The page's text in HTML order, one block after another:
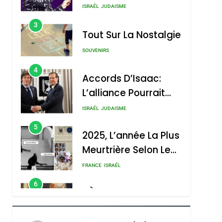
Nouvelle Chanson De
ISRAÉL JUDAISME
3
Tout Sur La Nostalgie
SOUVENIRS
4
Accords D’Isaac:
L’alliance Pourrait
S’étendre À 13 Pays
ISRAÉL JUDAISME
5
2025, L’année La Plus
Meurtrière Selon Le
Rapport D’ADL
FRANCE ISRAÉL
6
FIÈRE, DIGNE ET
RÉSILIENTE :